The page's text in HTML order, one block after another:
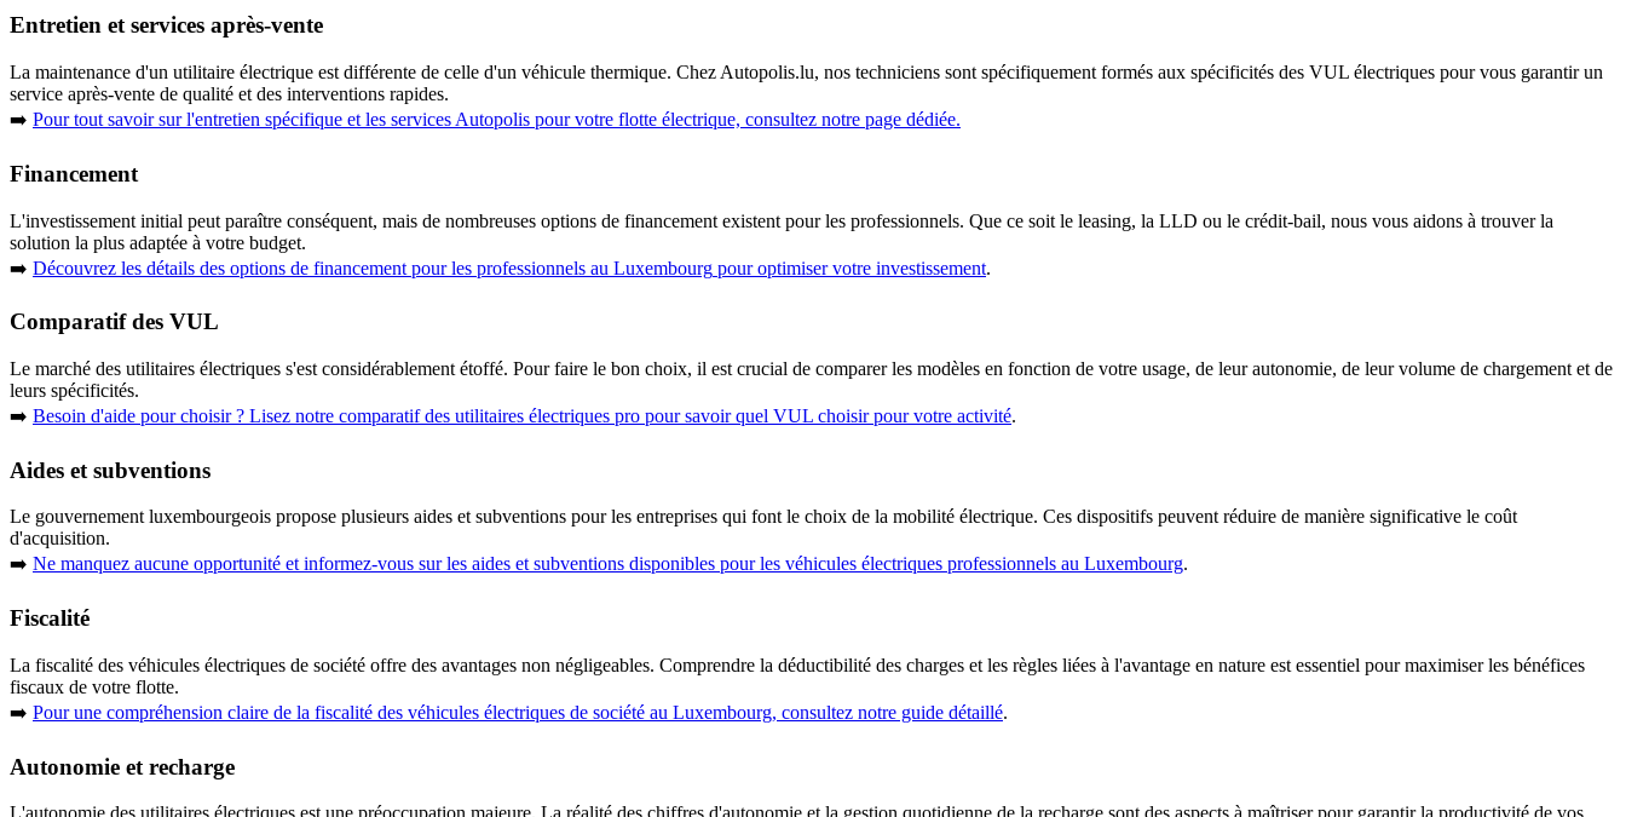
Entretien et services après-vente
La maintenance d'un utilitaire électrique est différente de celle d'un véhicule thermique. Chez Autopolis.lu, nos techniciens sont spécifiquement formés aux spécificités des VUL électriques pour vous garantir un
service après-vente de qualité et des interventions rapides.
➡️ Pour tout savoir surl'entretien spécifique et les services Autopolis pour votre flotte électrique, consultez notre page dédiée.
Financement
L'investissement initial peut paraître conséquent, mais de nombreuses options de financement existent pour les professionnels. Que ce soit le leasing, la LLD ou le crédit-bail, nous vous aidons à trouver la
solution la plus adaptée à votre budget.
➡️ Découvrez les détails des options de financement pour les professionnels au Luxembourg pour optimiser votre investissement.
Comparatif des VUL
Le marché des utilitaires électriques s'est considérablement étoffé. Pour faire le bon choix, il est crucial de comparer les modèles en fonction de votre usage, de leur autonomie, de leur volume de chargement et de
leurs spécificités.
➡️ Besoin d'aide pour choisir ? Lisez notre comparatif des utilitaires électriques pro pour savoir quel VUL choisir pour votre activité.
Aides et subventions
Le gouvernement luxembourgeois propose plusieurs aides et subventions pour les entreprises qui font le choix de la mobilité électrique. Ces dispositifs peuvent réduire de manière significative le coût
d'acquisition.
➡️ Ne manquez aucune opportunité et informez-vous sur les aides et subventions disponibles pour les véhicules électriques professionnels au Luxembourg.
Fiscalité
La fiscalité des véhicules électriques de société offre des avantages non négligeables. Comprendre la déductibilité des charges et les règles liées à l'avantage en nature est essentiel pour maximiser les bénéfices
fiscaux de votre flotte.
➡️ Pour une compréhension claire de la fiscalité des véhicules électriques de société au Luxembourg, consultez notre guide détaillé.
Autonomie et recharge